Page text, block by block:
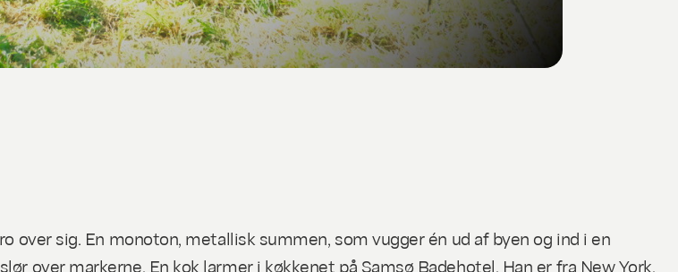
sig. En monoton, metallisk summen, som vugger én ud af byen og ind i en
over markerne. En kok larmer i køkkenet på Samsø Badehotel. Han er fra New York.